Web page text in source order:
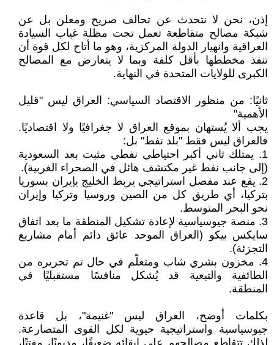
إذن، نحن لا نتحدث عن تحالف صريح ومعلن بل عن
شبكة مصالح متقاطعة تعمل تحت مظلة غياب السيادة
العراقية وانهيار الدولة المركزية، وهو ما أتاح لكل قوة أن
تنفذ مخططها بأقل كلفة وبما لا يتعارض مع المصالح
الكبرى للولايات المتحدة في النهاية.
ثانيًا: من منظور الاقتصاد السياسي: العراق ليس "قليل
الأهمية"
يجب ألا يُستهان بموقع العراق لا جغرافيًا ولا اقتصاديًا.
فالعراق ليس فقط "بلد نفط" بل:
1. يمتلك ثاني أكبر احتياطي نفطي مثبت بعد السعودية
(إلى جانب نفط غير مكتشف هائل في الصحراء الغربية).
2. يقع عند مفصل استراتيجي يربط الخليج بإيران بسوريا
بتركيا، أي طريق كل من الصين وروسيا وتركيا وإيران
نحو البحر المتوسط.
3. منصة جيوسياسية لإعادة تشكيل المنطقة ما بعد اتفاق
سايكس بيكو (العراق الموحد عائق دائم أمام مشاريع
التجزئة).
4. مخزون بشري شاب ومتعلّم في حال تم تحريره من
الطائفية والتبعية قد يُشكل منافسًا مستقبليًا في
المنطقة.
بكلمات أوضح، العراق ليس "غنيمة"، بل قاعدة
جيوسياسية واستراتيجية حيوية لكل القوى المتصارعة.